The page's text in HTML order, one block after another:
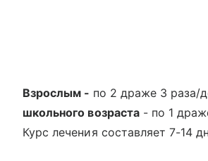
Взрослым - по 2 драже 3 раза/
школьного возраста- по 1
Курс лечения составляет 7-14